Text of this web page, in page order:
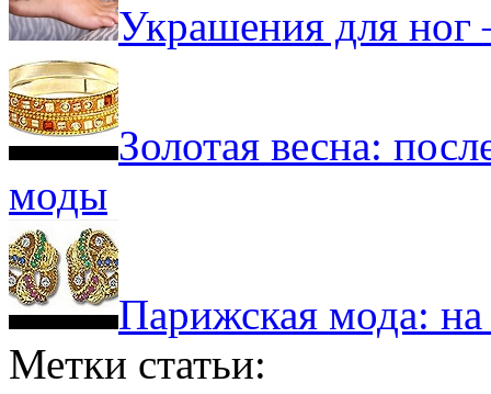
Украшения для ног
Золотая весна:
моды
Парижская мода:
Метки статьи: